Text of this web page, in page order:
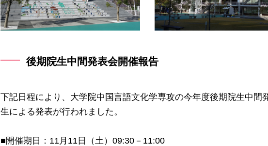
後期院生中間発表会開催報告
下記日程により、大学院中国言語文化学専攻の今年度後期院生中
生による発表が行われました。
■開催期日：11月11日（土）09:30－11:00